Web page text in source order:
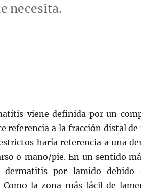
necesita.
viene definida por un
referencia a la fracción distal
haría referencia a una
o mano/pie. En un sentido
por lamido debido
la zona más fácil de